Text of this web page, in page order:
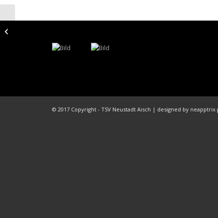
© 2017 Copyright - TSV Neustadt Aisch | designed by neapptrix